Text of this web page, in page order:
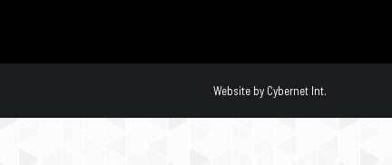
Website by Cybernet Int.